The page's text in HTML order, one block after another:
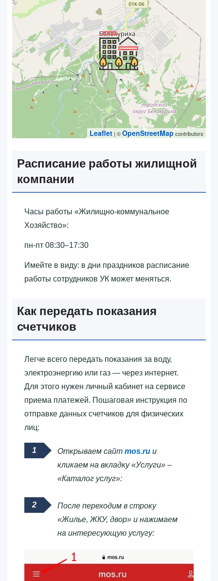
Leaflet | ©OpenStreetMap contributors
Расписание работы жилищной
компании
Часы работы «‎Жилищно-коммунальное
Хозяйство»‎:
пн-пт 08:30–17:30
Имейте в виду: в дни праздников расписание
работы сотрудников УК может меняться.
Как передать показания
счетчиков
Легче всего передать показания за воду,
электроэнергию или газ — через интернет.
Для этого нужен личный кабинет на сервисе
приема платежей. Пошаговая инструкция по
отправке данных счетчиков для физических
лиц:
Открываем сайт mos.ru и
кликаем на вкладку «Услуги» –
«Каталог услуг»:
После переходим в строку
«Жилье, ЖКУ, двор» и нажимаем
на интересующую услугу: